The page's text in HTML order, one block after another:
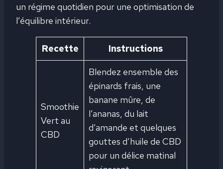
un régime quotidien pour une optimisation de
l’équilibre intérieur.
Recette Instructions
Smoothie
Vert au
CBD
Blendez ensemble des
épinards frais, une
banane mûre, de
l’ananas, du lait
d’amande et quelques
gouttes d’huile de CBD
pour un délice matinal